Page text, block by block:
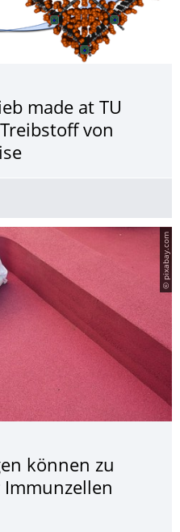
made at TU
von
© pixabay.com
können zu
Immunzellen